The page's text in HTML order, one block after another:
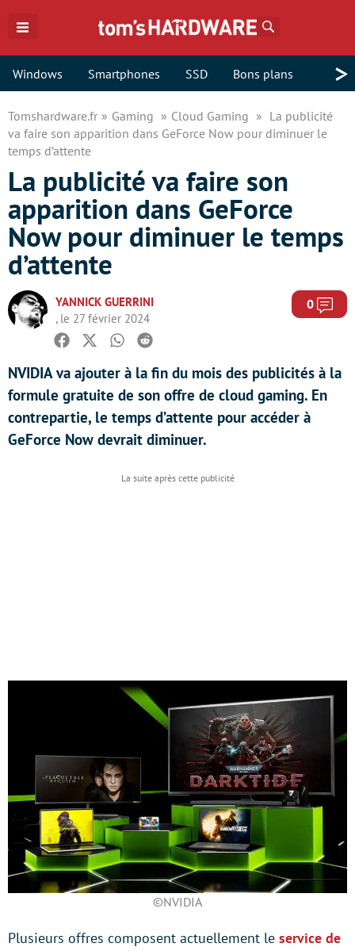
Windows Smartphones SSD Bons plans >
Tomshardware.fr Gaming Cloud Gaming
La publicité
va faire son apparition dans GeForce Now pour diminuer le
temps d’attente
La publicité va faire son
apparition dans GeForce
Now pour diminuer le temps
d’attente
YANNICK GUERRINI
, le 27 février 2024
0
Facebook
TwitterWhatsapp
Reddit
NVIDIA va ajouter à la fin du mois des publicités à la
formule gratuite de son offre de cloud gaming. En
contrepartie, le temps d’attente pour accéder à
GeForce Now devrait diminuer.
©NVIDIA
Plusieurs offres composent actuellement le service de